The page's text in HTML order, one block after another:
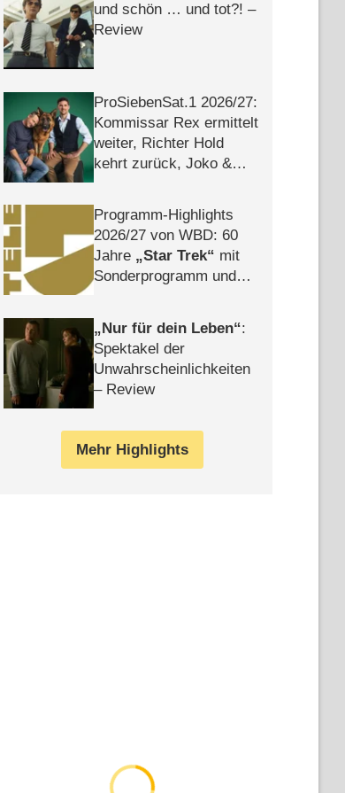
und schön … und tot?! –
Review
ProSiebenSat.1 2026/​27:
Kommissar Rex ermittelt
weiter, Richter Hold
kehrt zurück, Joko &
Programm-Highlights
2026/​27 von WBD: 60
Jahre
Star Trek
mit
Sonderprogramm und
Nur für dein Leben :
Spektakel der
Unwahrscheinlichkeiten
– Review
Mehr Highlights